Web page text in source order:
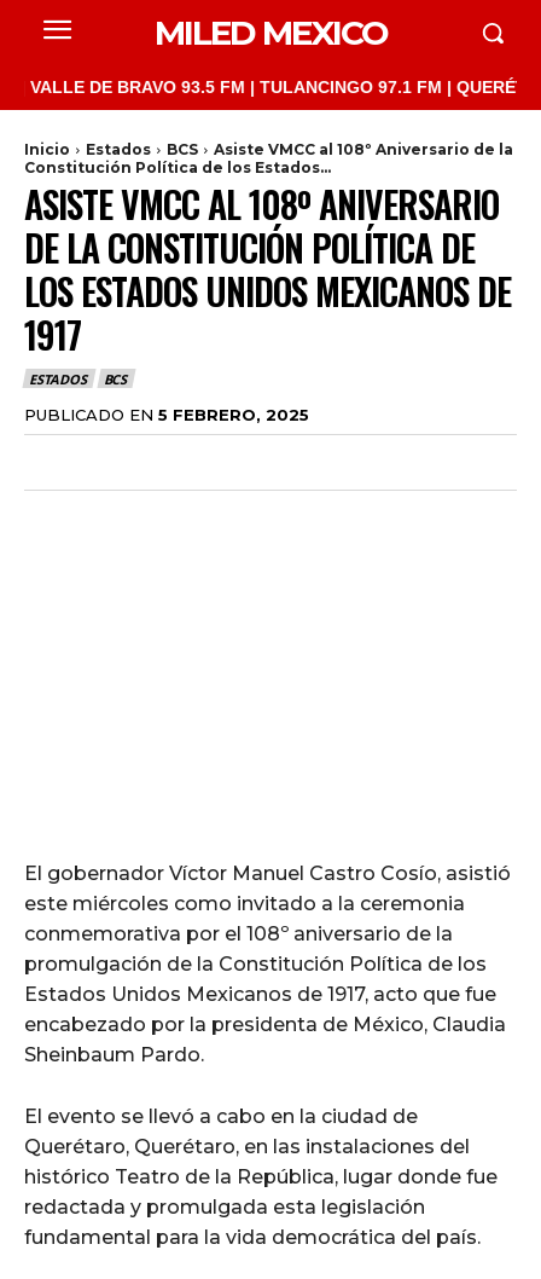
MILED MEXICO
DE BRAVO 93.5 FM | TULANCINGO 97.1 FM |
Inicio Estados BCS
Asiste VMCC al 108º Aniversario de la
Constitución Política de los Estados...
ASISTE VMCC AL 108º ANIVERSARIO
DE LA CONSTITUCIÓN POLÍTICA DE
LOS ESTADOS UNIDOS MEXICANOS DE
1917
ESTADOS BCS
PUBLICADO EN 5 FEBRERO, 2025
El gobernador Víctor Manuel Castro Cosío, asistió
este miércoles como invitado a la ceremonia
conmemorativa por el 108º aniversario de la
promulgación de la Constitución Política de los
Estados Unidos Mexicanos de 1917, acto que fue
encabezado por la presidenta de México, Claudia
Sheinbaum Pardo.
El evento se llevó a cabo en la ciudad de
Querétaro, Querétaro, en las instalaciones del
histórico Teatro de la República, lugar donde fue
redactada y promulgada esta legislación
fundamental para la vida democrática del país.